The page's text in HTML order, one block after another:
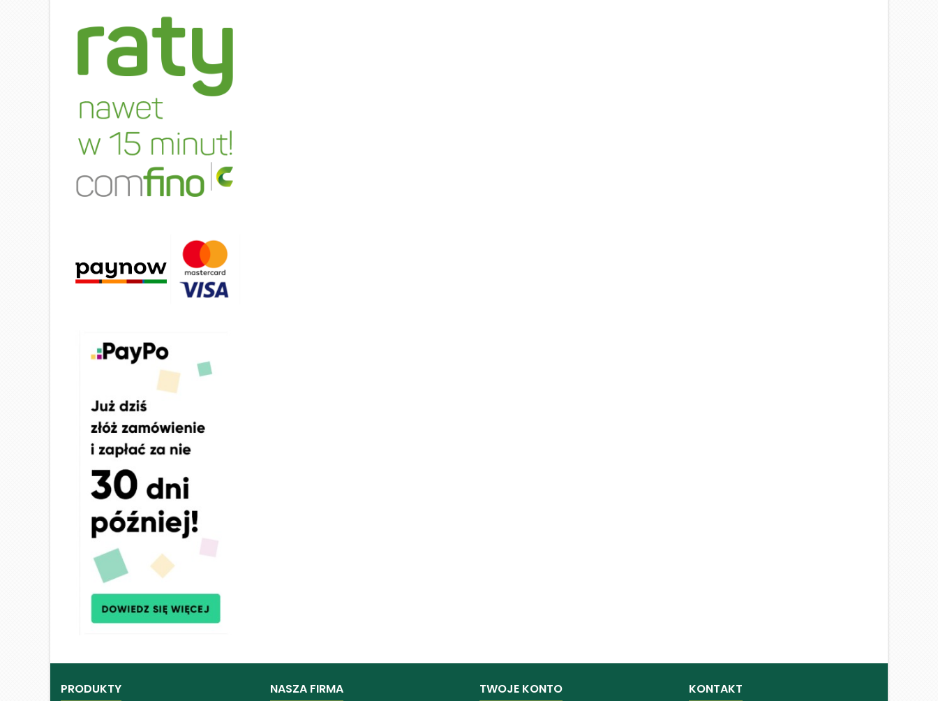
PRODUKTY NASZA FIRMA TWOJE KONTO KONTAKT